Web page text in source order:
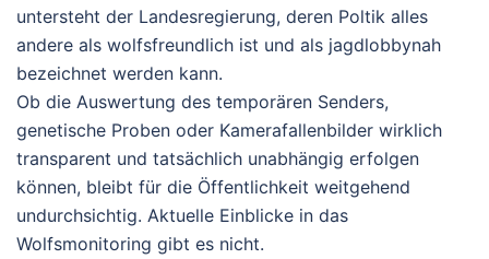
untersteht der Landesregierung, deren Poltik alles
andere als wolfsfreundlich ist und als jagdlobbynah
bezeichnet werden kann.
Ob die Auswertung des temporären Senders,
genetische Proben oder Kamerafallenbilder wirklich
transparent und tatsächlich unabhängig erfolgen
können, bleibt für die Öffentlichkeit weitgehend
undurchsichtig. Aktuelle Einblicke in das
Wolfsmonitoring gibt es nicht.